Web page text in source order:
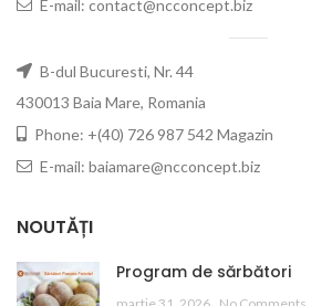
E-mail: contact@ncconcept.biz
B-dul Bucuresti, Nr. 44
430013 Baia Mare, Romania
Phone: +(40) 726 987 542 Magazin
E-mail: baiamare@ncconcept.biz
NOUTĂȚI
Program de sărbători